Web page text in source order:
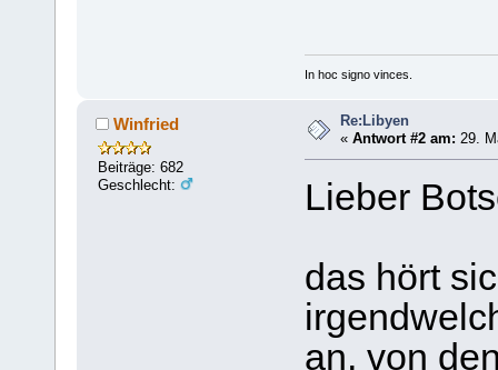
In hoc signo vinces.
Winfried
Beiträge: 682
Geschlecht:
Re:Libyen
«Antwort #2 am: 29.
Lieber
das hört
an, von